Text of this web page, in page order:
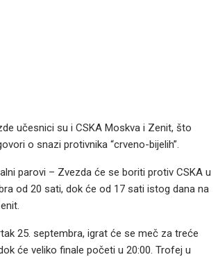
učesnici su i CSKA Moskva i Zenit, što
o snazi protivnika “crveno-bijelih”.
parovi – Zvezda će se boriti protiv CSKA u
od 20 sati, dok će od 17 sati istog dana na
25. septembra, igrat će se meč za treće
će veliko finale početi u 20:00. Trofej u